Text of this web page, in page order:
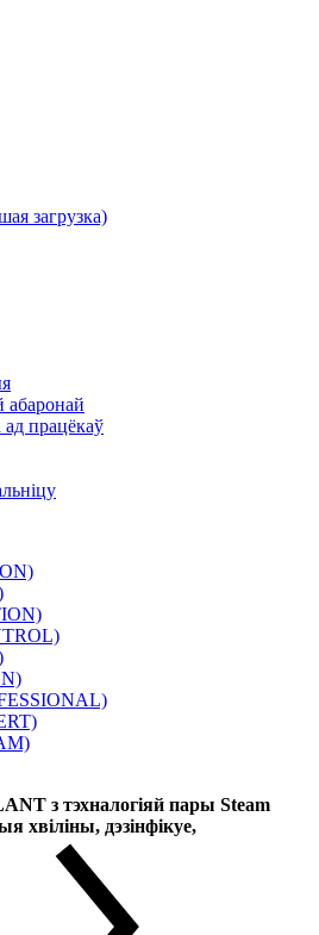
загрузка)
абаронай
працёкаў
з тэхналогіяй пары Steam
хвіліны, дэзінфікуе,